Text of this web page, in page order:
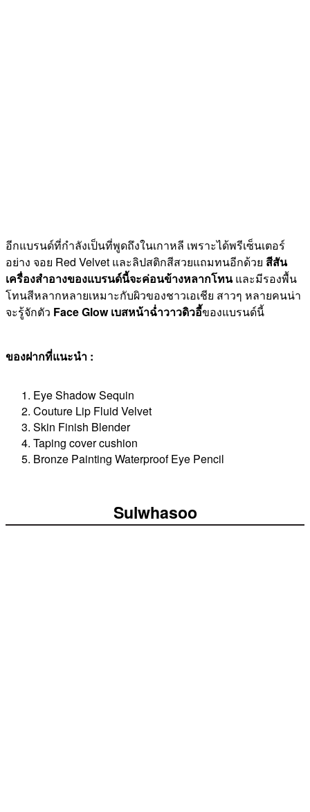
อีกแบรนด์ที่กำลังเป็นที่พูดถึงในเกาหลี เพราะได้พรีเซ็นเตอร์
อย่าง จอย Red Velvet และลิปสติกสีสวยแถมทนอีกด้วย สีสัน
เครื่องสำอางของแบรนด์นี้จะค่อนข้างหลากโทนและมีรองพื้น
โทนสีหลากหลายเหมาะกับผิวของชาวเอเชีย สาวๆ หลายคนน่า
จะรู้จักตัว Face Glow เบสหน้าฉ่ำวาวดิวอี้ของแบรนด์นี้
ของฝากที่แนะนำ :
Eye Shadow Sequin
Couture Lip Fluid Velvet
Skin Finish Blender
Taping cover cushion
Bronze Painting Waterproof Eye Pencil
Sulwhasoo